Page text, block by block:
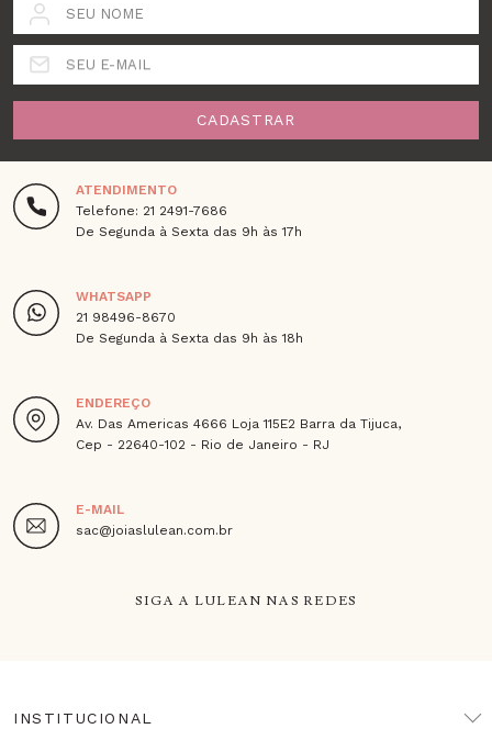
SEU NOME
SEU E-MAIL
CADASTRAR
ATENDIMENTO
Telefone: 21 2491-7686
De Segunda à Sexta das 9h às 17h
WHATSAPP
21 98496-8670
De Segunda à Sexta das 9h às 18h
ENDEREÇO
Av. Das Americas 4666 Loja 115E2 Barra da Tijuca,
Cep - 22640-102 - Rio de Janeiro - RJ
E-MAIL
sac@joiaslulean.com.br
SIGA A LULEAN NAS REDES
INSTITUCIONAL